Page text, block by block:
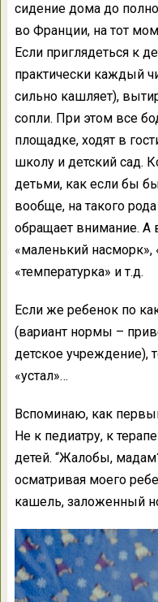
сидение дома до
во Франции, на тот
Если приглядеться к
практически каждый
сильно кашляет),
сопли. При этом все
площадке, ходят в
школу и детский сад.
детьми, как если бы
вообще, на такого
обращает внимание. А
«маленький насморк»,
«температурка» и т.д.
Если же ребенок по
(вариант нормы –
детское учреждение),
«устал»…
Вспоминаю, как
Не к педиатру, к
детей. “Жалобы,
осматривая моего
кашель, заложенный